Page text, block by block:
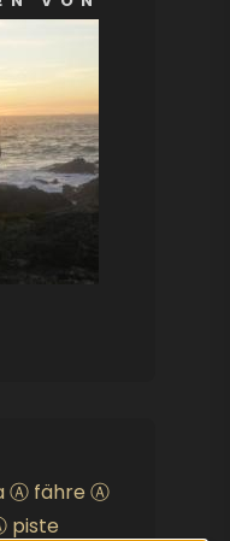
Ⓐ fähre Ⓐ
piste